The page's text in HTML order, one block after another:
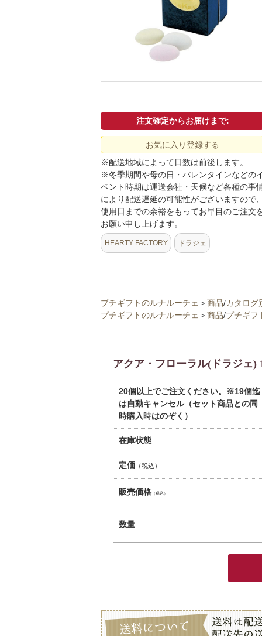
注文確定からお届けまで:
お気に入り登録する
※配送地域によって日数は前後します。
※冬季期間や母の日・バレンタインなどの
ベント時期は運送会社・天候など各種の事
により配送遅延の可能性がございますので
使用日までの余裕をもってお早目のご注文
お願い申し上げます。
HEARTY FACTORY ドラジェ
プチギフトのルナルーチェ ＞商品/カタログ
プチギフトのルナルーチェ ＞商品/プチギフ
アクア・フローラル(ドラジェ)
20個以上でご注文ください。※19個迄
は自動キャンセル（セット商品との同
時購入時はのぞく）
在庫状態
定価 （税込）
販売価格（税込）
数量